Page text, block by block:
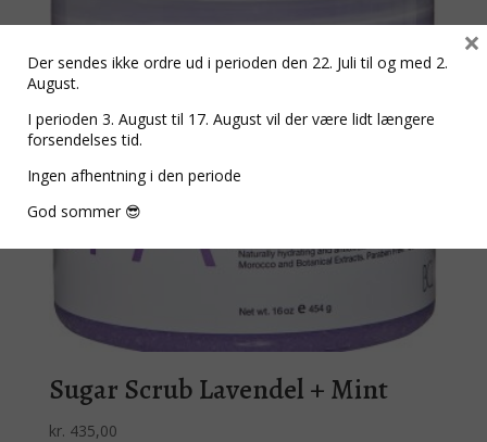
Sugar Scrub Lavendel + Mint
kr. 435,00
Der sendes ikke ordre ud i perioden den 22. Juli til og med 2.
August.
I perioden 3. August til 17. August vil der være lidt længere
forsendelses tid.
Ingen afhentning i den periode
God sommer 😎
×